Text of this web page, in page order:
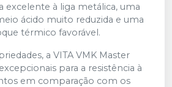
excelente à liga metálica, uma
ácido muito reduzida e uma
térmico favorável.
a VITA VMK Master
para a resistência à
em comparação com os